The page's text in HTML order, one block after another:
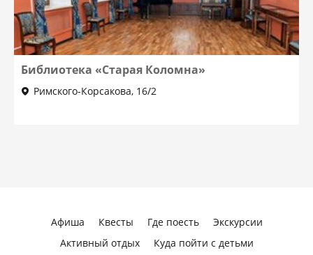
Библиотека «Старая Коломна»
Римского-Корсакова, 16/2
Афиша Квесты Где поесть
Экскурсии
Активный отдых
Куда пойти с детьми